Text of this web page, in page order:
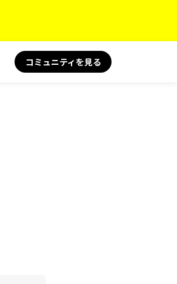
コミュニティを見る